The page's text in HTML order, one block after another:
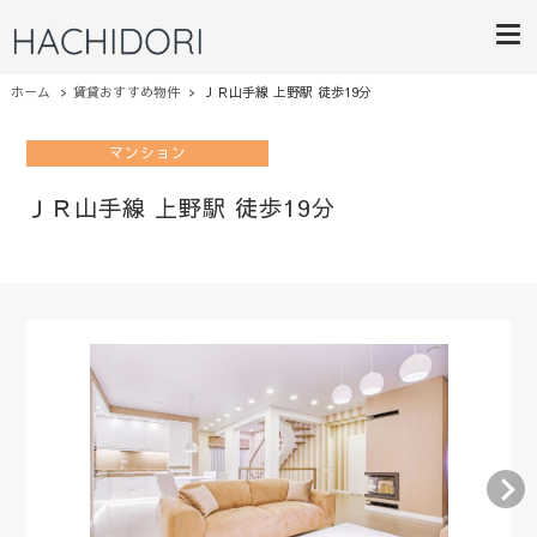
HACHIDORI
ライフスタイルにあったご提案
ホーム 賃貸おすすめ物件 ＪＲ山手線 上野駅 徒歩19分
マンション
ＪＲ山手線 上野駅 徒歩19分